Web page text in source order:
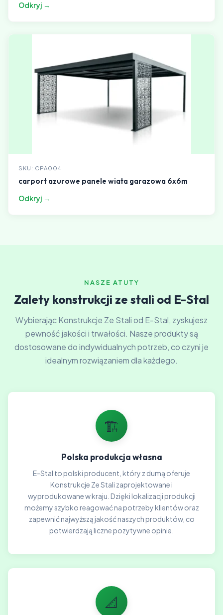
Odkryj →
SKU: CPA004
carport azurowe panele wiata garazowa 6x6m
Odkryj →
NASZE ATUTY
Zalety konstrukcji ze stali od E-Stal
Wybierając Konstrukcje Ze Stali od E-Stal, zyskujesz
pewność jakości i trwałości. Nasze produkty są
dostosowane do indywidualnych potrzeb, co czyni je
idealnym rozwiązaniem dla każdego.
🏗️
Polska produkcja własna
E-Stal to polski producent, który z dumą oferuje
Konstrukcje Ze Stali zaprojektowane i
wyprodukowane w kraju. Dzięki lokalizacji produkcji
możemy szybko reagować na potrzeby klientów oraz
zapewnić najwyższą jakość naszych produktów, co
potwierdzają liczne pozytywne opinie.
📐